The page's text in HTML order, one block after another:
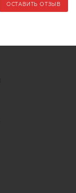
ОСТАВИТЬ ОТЗЫВ